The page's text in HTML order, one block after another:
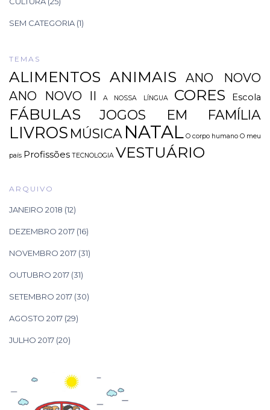
SEM CATEGORIA (1)
TEMAS
ALIMENTOS ANIMAIS
ANO NOVO
ANO NOVO II
A NOSSA LÍNGUA CORES Escola
FÁBULAS JOGOS EM FAMÍLIA
LIVROS MÚSICA NATAL O corpo humano O meu
país Profissões TECNOLOGIA VESTUÁRIO
ARQUIVO
JANEIRO 2018 (12)
DEZEMBRO 2017 (16)
NOVEMBRO 2017 (31)
OUTUBRO 2017 (31)
SETEMBRO 2017 (30)
AGOSTO 2017 (29)
JULHO 2017 (20)